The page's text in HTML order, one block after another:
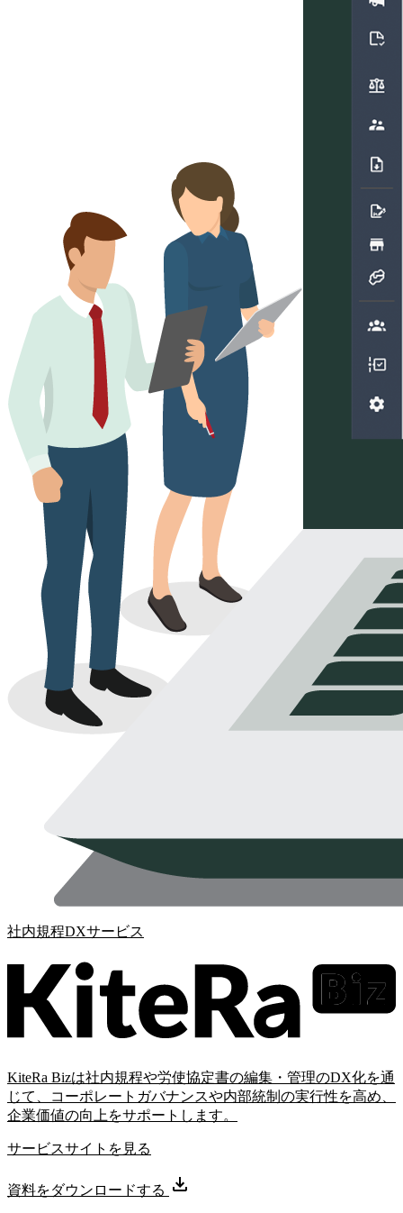
社内規程DXサービス
KiteRa Bizは社内規程や労使協定書の編集・管理のDX化を通
じて、コーポレートガバナンスや内部統制の実行性を高め、
企業価値の向上をサポートします。
サービスサイトを見る
資料をダウンロードする